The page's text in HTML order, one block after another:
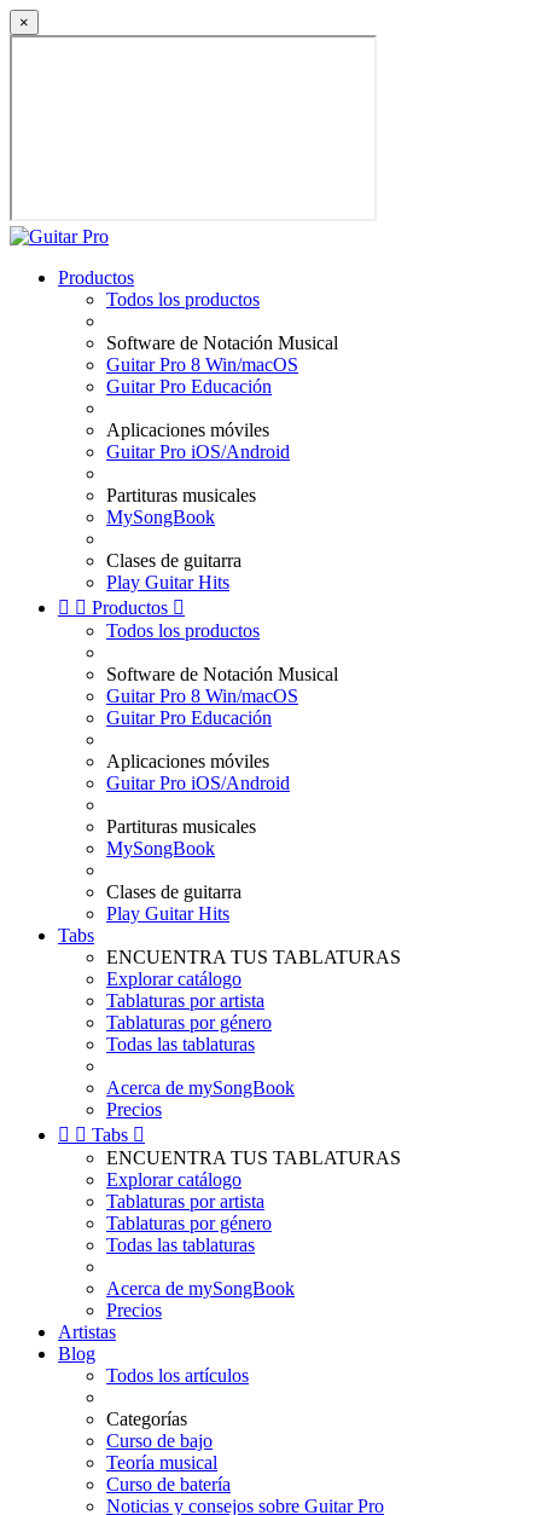
×
Productos
Todos los productos
Software de Notación Musical
Guitar Pro 8 Win/macOS
Guitar Pro Educación
Aplicaciones móviles
Guitar Pro iOS/Android
Partituras musicales
MySongBook
Clases de guitarra
Play Guitar Hits
  Productos 
Todos los productos
Software de Notación Musical
Guitar Pro 8 Win/macOS
Guitar Pro Educación
Aplicaciones móviles
Guitar Pro iOS/Android
Partituras musicales
MySongBook
Clases de guitarra
Play Guitar Hits
Tabs
ENCUENTRA TUS TABLATURAS
Explorar catálogo
Tablaturas por artista
Tablaturas por género
Todas las tablaturas
Acerca de mySongBook
Precios
  Tabs 
ENCUENTRA TUS TABLATURAS
Explorar catálogo
Tablaturas por artista
Tablaturas por género
Todas las tablaturas
Acerca de mySongBook
Precios
Artistas
Blog
Todos los artículos
Categorías
Curso de bajo
Teoría musical
Curso de batería
Noticias y consejos sobre Guitar Pro